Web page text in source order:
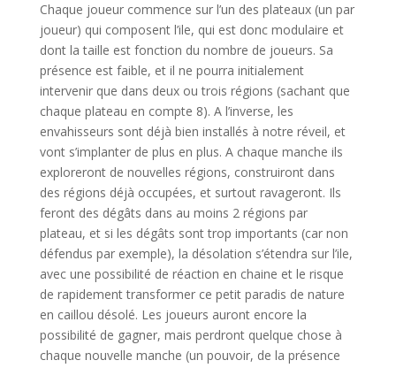
Chaque joueur commence sur l’un des plateaux (un par
joueur) qui composent l’ile, qui est donc modulaire et
dont la taille est fonction du nombre de joueurs. Sa
présence est faible, et il ne pourra initialement
intervenir que dans deux ou trois régions (sachant que
chaque plateau en compte 8). A l’inverse, les
envahisseurs sont déjà bien installés à notre réveil, et
vont s’implanter de plus en plus. A chaque manche ils
exploreront de nouvelles régions, construiront dans
des régions déjà occupées, et surtout ravageront. Ils
feront des dégâts dans au moins 2 régions par
plateau, et si les dégâts sont trop importants (car non
défendus par exemple), la désolation s’étendra sur l’ile,
avec une possibilité de réaction en chaine et le risque
de rapidement transformer ce petit paradis de nature
en caillou désolé. Les joueurs auront encore la
possibilité de gagner, mais perdront quelque chose à
chaque nouvelle manche (un pouvoir, de la présence